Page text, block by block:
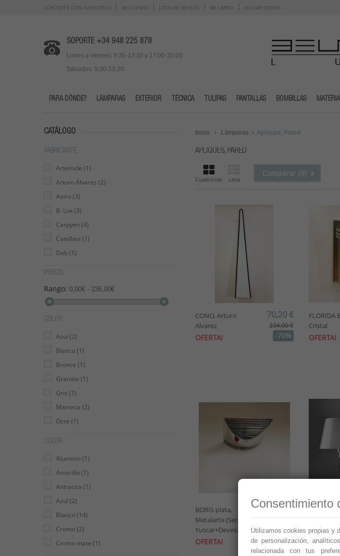
CONTACTE CON NOSOTROS MI CUENTA LISTA DE DESEOS MI CARRO INICIAR SESIÓN
SOPORTE +34 948 225 878
Lunes a viernes: 9:30-13:30 y 17:00-20:00
Sábados: 9:30-13:30
PARA DÓNDE? LÁMPARAS EXTERIOR TÉCNICA TULIPAS PANTALLAS BOMBILLAS
CATÁLOGO
FABRICANTE
Artemide (1)
Arturo Álvarez (2)
Astro(3)
B. Lux(3)
Carpyen (4)
Catellani (1)
Dab(1)
Fontana Arte
Ineslam
LEDS C4
Louis Poulsen
Luceplan(5)
Lumina(1)
Luz Difusion
Marinisa (1)
Marset (6)
Metalarte
Performance In Ligthing
(2)
(1)
(2)
(9)
PRECIO
Rango: 0,00€ - 236,00€
COLOR
Azul (2)
Blanco(1)
Bronce (1)
Granate (1)
Gris (1)
Manteca (2)
Ocre (1)
Verde
COLOR
Aluminio(1)
Amarillo(1)
Antracita (1)
Azul (2)
Blanco(14)
Cromo(2)
Cromo mate (1)
Inicio Lámparas Apliques, Pared
APLIQUES, PARED
Cuadrícula Lista
Comparar (0)
CONO, Arturo
Alvarez
OFERTA!
70,20 €
234,00 €
-70%
FLORIDA
Cristal
OFERTA!
BORIS plata,
Metalarte (Sergio
Yuscar+Devesa)
OFERTA!
51,50 €
171,68 €
-70%
WALDEN,
Metalarte.
Design)
OFERTA!
Consentimiento
Utilizamos cookies propias y
de personalización,
relacionada con tus